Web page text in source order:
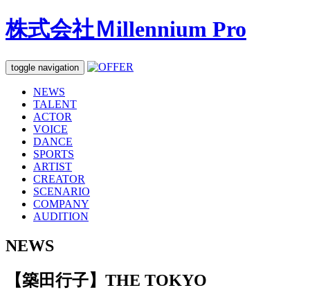
株式会社Ｍillennium Pro
toggle navigation
NEWS
TALENT
ACTOR
VOICE
DANCE
SPORTS
ARTIST
CREATOR
SCENARIO
COMPANY
AUDITION
NEWS
【築田行子】THE TOKYO